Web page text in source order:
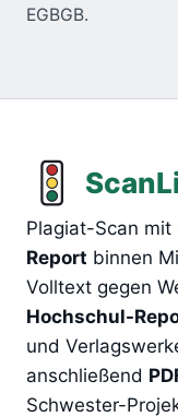
EGBGB.
Plagiat-Scan mit
Report binnen
Volltext gegen
Hochschul-
und
anschließend
Schwester-